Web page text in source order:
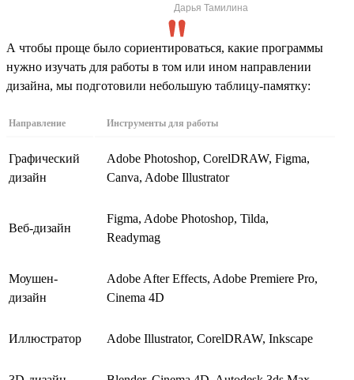
Дарья Тамилина
А чтобы проще было сориентироваться, какие программы
нужно изучать для работы в том или ином направлении
дизайна, мы подготовили небольшую таблицу-памятку:
Направление Инструменты для работы
Графический
дизайн
Adobe Photoshop, CorelDRAW, Figma,
Canva, Adobe Illustrator
Веб-дизайн
Figma, Adobe Photoshop, Tilda,
Readymag
Моушен-
дизайн
Adobe After Effects, Adobe Premiere Pro,
Cinema 4D
Иллюстратор Adobe Illustrator, CorelDRAW, Inkscape